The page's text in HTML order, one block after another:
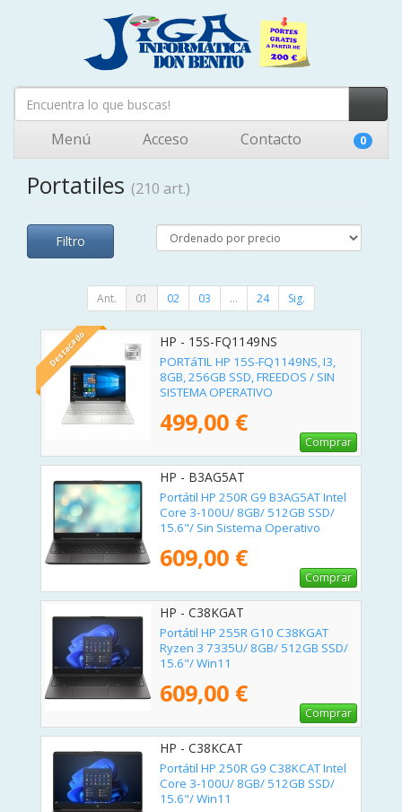
Menú Acceso Contacto 0
Portatiles (210 art.)
Filtro
Ant. 01 02 03 ... 24 Sig.
Destacado HP - 15S-FQ1149NS
PORTáTIL HP 15S-FQ1149NS, I3,
8GB, 256GB SSD, FREEDOS / SIN
SISTEMA OPERATIVO
499,00 €
Comprar
HP - B3AG5AT
Portátil HP 250R G9 B3AG5AT Intel
Core 3-100U/ 8GB/ 512GB SSD/
15.6"/ Sin Sistema Operativo
609,00 €
Comprar
HP - C38KGAT
Portátil HP 255R G10 C38KGAT
Ryzen 3 7335U/ 8GB/ 512GB SSD/
15.6"/ Win11
609,00 €
Comprar
HP - C38KCAT
Portátil HP 250R G9 C38KCAT Intel
Core 3-100U/ 8GB/ 512GB SSD/
15.6"/ Win11